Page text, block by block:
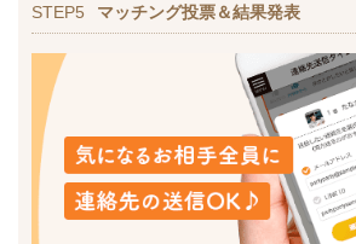
STEP5 マッチング投票＆結果発表